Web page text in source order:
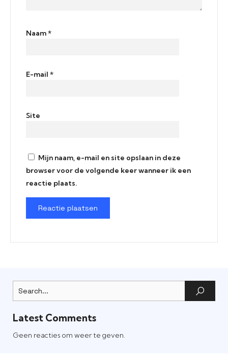
Naam*
E-mail *
Site
Mijn naam, e-mail en site opslaan in deze
browser voor de volgende keer wanneer ik een
reactie plaats.
Latest Comments
Geen reacties om weer te geven.